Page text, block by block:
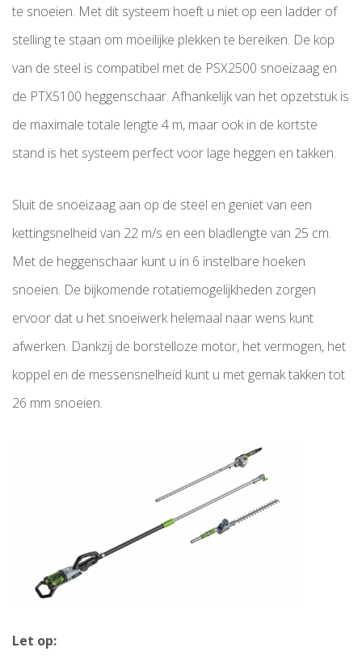
te snoeien. Met dit systeem hoeft u niet op een ladder of
stelling te staan om moeilijke plekken te bereiken. De kop
van de steel is compatibel met de PSX2500 snoeizaag en
de PTX5100 heggenschaar. Afhankelijk van het opzetstuk is
de maximale totale lengte 4 m, maar ook in de kortste
stand is het systeem perfect voor lage heggen en takken.
Sluit de snoeizaag aan op de steel en geniet van een
kettingsnelheid van 22 m/s en een bladlengte van 25 cm.
Met de heggenschaar kunt u in 6 instelbare hoeken
snoeien. De bijkomende rotatiemogelijkheden zorgen
ervoor dat u het snoeiwerk helemaal naar wens kunt
afwerken. Dankzij de borstelloze motor, het vermogen, het
koppel en de messensnelheid kunt u met gemak takken tot
26 mm snoeien.
Let op: